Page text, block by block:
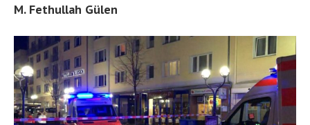
M. Fethullah Gülen